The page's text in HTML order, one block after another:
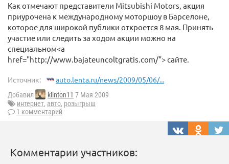
Как отмечают представители Mitsubishi Motors, акция
приурочена к международному моторшоу в Барселоне,
которое для широкой публики откроется 8 мая. Принять
участие или следить за ходом акции можно на
специальном<a
href="http://www.bajateuncoltgratis.com/"> сайте.
Источник: auto.lenta.ru/news/2009/05/06/...
Добавил klinton11 7 Мая 2009
интернет, авто, розыгрыш
1 комментарий
Комментарии участников: